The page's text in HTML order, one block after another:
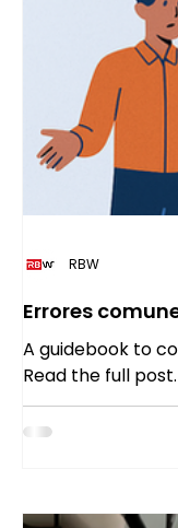
Errores
soldadura
A guidebook to
Read the full post.
RBW